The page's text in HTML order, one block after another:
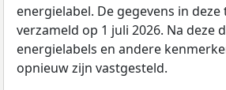
energielabel. De gegevens in deze
verzameld op 1 juli 2026. Na deze
energielabels en andere
opnieuw zijn vastgesteld.